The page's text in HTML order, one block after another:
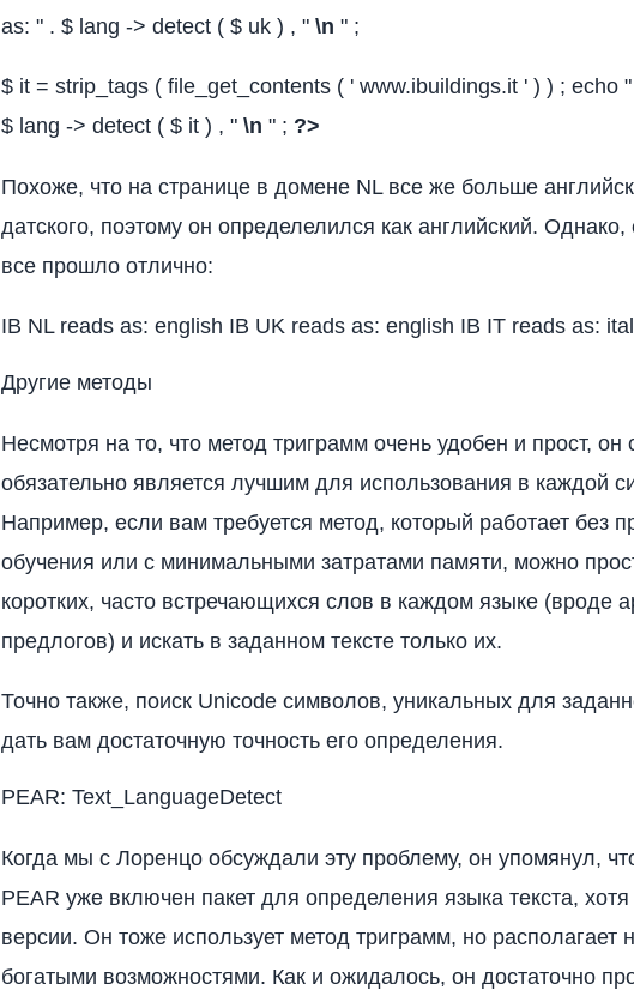
as: " . $ lang -> detect ( $ uk ) , " \n " ;
$ it = strip_tags ( file_get_contents ( ' www.ibuildings.it ' ) ) ; echo
$ lang -> detect ( $ it ) , " \n " ; ?>
Похоже, что на странице в домене NL все же больше
датского, поэтому он определелился как английский. Однако,
все прошло отлично:
IB NL reads as: english IB UK reads as: english IB IT reads as:
Другие методы
Несмотря на то, что метод триграмм очень удобен и прост,
обязательно является лучшим для использования в каждой
Например, если вам требуется метод, который работает без
обучения или с минимальными затратами памяти, можно
коротких, часто встречающихся слов в каждом языке (вроде
предлогов) и искать в заданном тексте только их.
Точно также, поиск Unicode символов, уникальных для
дать вам достаточную точность его определения.
PEAR: Text_LanguageDetect
Когда мы с Лоренцо обсуждали эту проблему, он упомянул,
PEAR уже включен пакет для определения языка текста,
версии. Он тоже использует метод триграмм, но располагает
богатыми возможностями. Как и ожидалось, он достаточно